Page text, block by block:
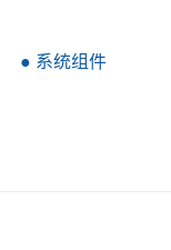
● 系统组件